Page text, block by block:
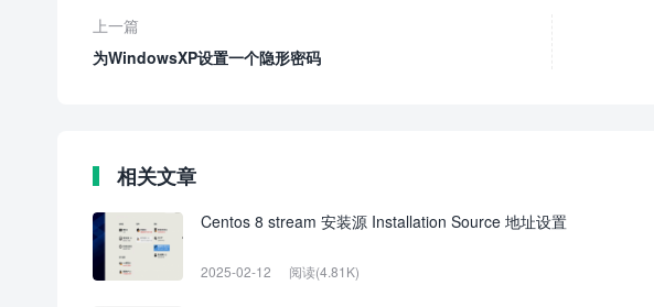
上一篇
为WindowsXP设置一个隐形密码
相关文章
Centos 8 stream 安装源 Installation Source 地址设置
2025-02-12 阅读(4.81K)